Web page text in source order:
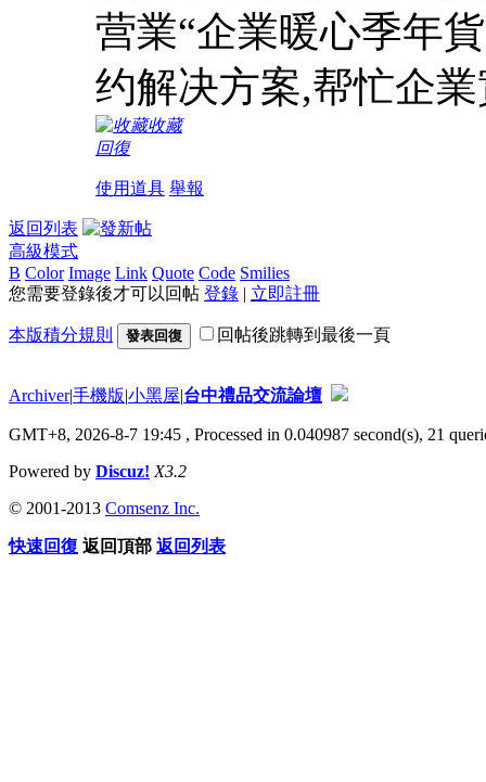
营業“企業暖心季年
约解决方案,帮忙企
收藏
回復
使用道具 舉報
返回列表
高級模式
B Color Image Link Quote Code Smilies
您需要登錄後才可以回帖 登錄 | 立即註冊
本版積分規則 發表回復 回帖後跳轉到最後一頁
Archiver|手機版|小黑屋|台中禮品交流論壇
GMT+8, 2026-8-7 19:45 , Processed in 0.040987 second(s), 21
Powered by Discuz! X3.2
© 2001-2013 Comsenz Inc.
快速回復 返回頂部 返回列表